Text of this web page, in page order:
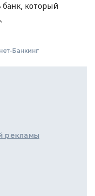
банк, который
Банкинг
рекламы